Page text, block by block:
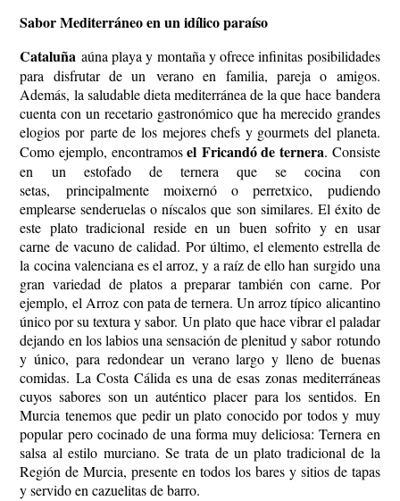
Sabor Mediterráneo en un idílico paraíso
Cataluña aúna playa y montaña y ofrece infinitas posibilidades
para disfrutar de un verano en familia, pareja o amigos.
Además, la saludable dieta mediterránea de la que hace bandera
cuenta con un recetario gastronómico que ha merecido grandes
elogios por parte de los mejores chefs y gourmets del planeta.
Como ejemplo, encontramosel Fricandó de ternera. Consiste
en un estofado de ternera que se cocina con
setas, principalmente moixernó o perretxico, pudiendo
emplearse senderuelas o níscalos que son similares. El éxito de
este plato tradicional reside en un buen sofrito y en usar
carne de vacuno de calidad. Por último, el elemento estrella de
la cocina valenciana es el arroz, y a raíz de ello han surgido una
gran variedad de platos a preparar también con carne. Por
ejemplo, el Arroz con pata de ternera. Un arroz típico alicantino
único por su textura y sabor. Un plato que hace vibrar el paladar
dejando en los labios una sensación de plenitud y sabor rotundo
y único, para redondear un verano largo y lleno de buenas
comidas. La Costa Cálida es una de esas zonas mediterráneas
cuyos sabores son un auténtico placer para los sentidos. En
Murcia tenemos que pedir un plato conocido por todos y muy
popular pero cocinado de una forma muy deliciosa: Ternera en
salsa al estilo murciano. Se trata de un plato tradicional de la
Región de Murcia, presente en todos los bares y sitios de tapas
y servido en cazuelitas de barro.